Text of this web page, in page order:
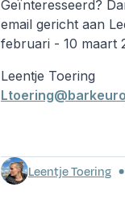
Geïnteresseerd?
email gericht aan
februari - 10 maart
Leentje Toering
Leentje Toering